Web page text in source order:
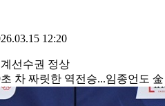
12:20
선수권 정상
차 짜릿한 역전승...임종언도 金